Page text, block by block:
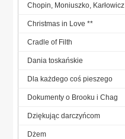
Chopin, Moniuszko, Karłowicz
Christmas in Love **
Cradle of Filth
Dania toskańskie
Dla każdego coś pieszego
Dokumenty o Brooku i Chag
Dziękując darczyńcom
Dżem